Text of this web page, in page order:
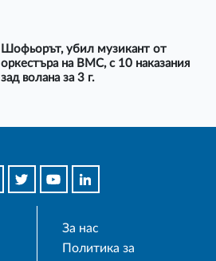
Шофьорът, убил музикант от
оркестъра на ВМС, с 10 наказания
зад волана за 3 г.
За нас
Политика за